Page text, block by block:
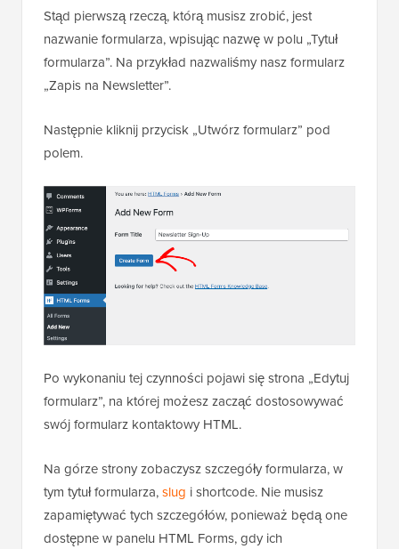
Stąd pierwszą rzeczą, którą musisz zrobić, jest
nazwanie formularza, wpisując nazwę w polu „Tytuł
formularza”. Na przykład nazwaliśmy nasz formularz
„Zapis na Newsletter”.
Następnie kliknij przycisk „Utwórz formularz” pod
polem.
Po wykonaniu tej czynności pojawi się strona „Edytuj
formularz”, na której możesz zacząć dostosowywać
swój formularz kontaktowy HTML.
Na górze strony zobaczysz szczegóły formularza, w
tym tytuł formularza,slug i shortcode. Nie musisz
zapamiętywać tych szczegółów, ponieważ będą one
dostępne w panelu HTML Forms, gdy ich